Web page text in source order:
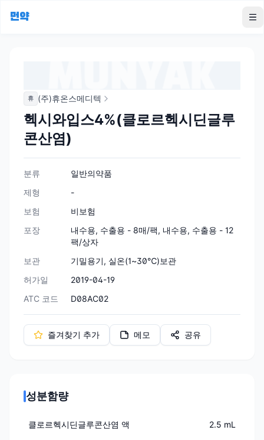
먼약
휴 (주)휴온스메디텍
헥시와입스4%(클로르헥시딘글루
콘산염)
분류
일반의약품
제형
-
보험
비보험
포장
내수용, 수출용 - 8매/팩, 내수용, 수출용 - 12
팩/상자
보관
기밀용기, 실온(1~30℃)보관
허가일
2019-04-19
ATC 코드
D08AC02
즐겨찾기 추가 메모 공유
성분함량
클로르헥시딘글루콘산염 액 2.5 mL